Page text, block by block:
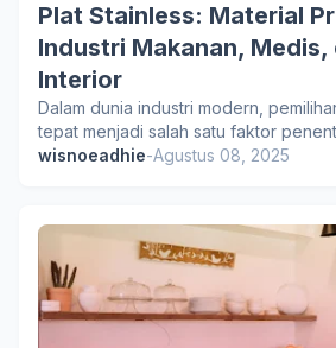
Plat Stainless: Material
Industri Makanan, Medis,
Interior
Dalam dunia industri modern,
tepat menjadi salah satu faktor
wisnoeadhie-Agustus 08, 2025